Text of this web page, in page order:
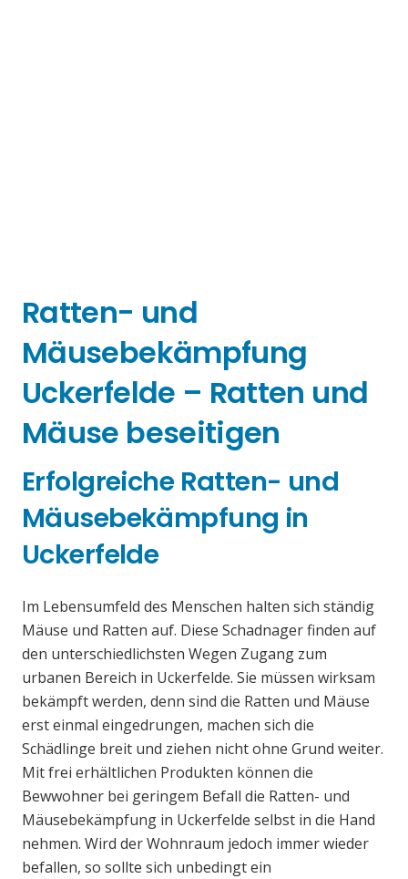
Ratten- und
Mäusebekämpfung
Uckerfelde – Ratten und
Mäuse beseitigen
Erfolgreiche Ratten- und
Mäusebekämpfung in
Uckerfelde
Im Lebensumfeld des Menschen halten sich ständig
Mäuse und Ratten auf. Diese Schadnager finden auf
den unterschiedlichsten Wegen Zugang zum
urbanen Bereich in Uckerfelde. Sie müssen wirksam
bekämpft werden, denn sind die Ratten und Mäuse
erst einmal eingedrungen, machen sich die
Schädlinge breit und ziehen nicht ohne Grund weiter.
Mit frei erhältlichen Produkten können die
Bewwohner bei geringem Befall die Ratten- und
Mäusebekämpfung in Uckerfelde selbst in die Hand
nehmen. Wird der Wohnraum jedoch immer wieder
befallen, so sollte sich unbedingt ein